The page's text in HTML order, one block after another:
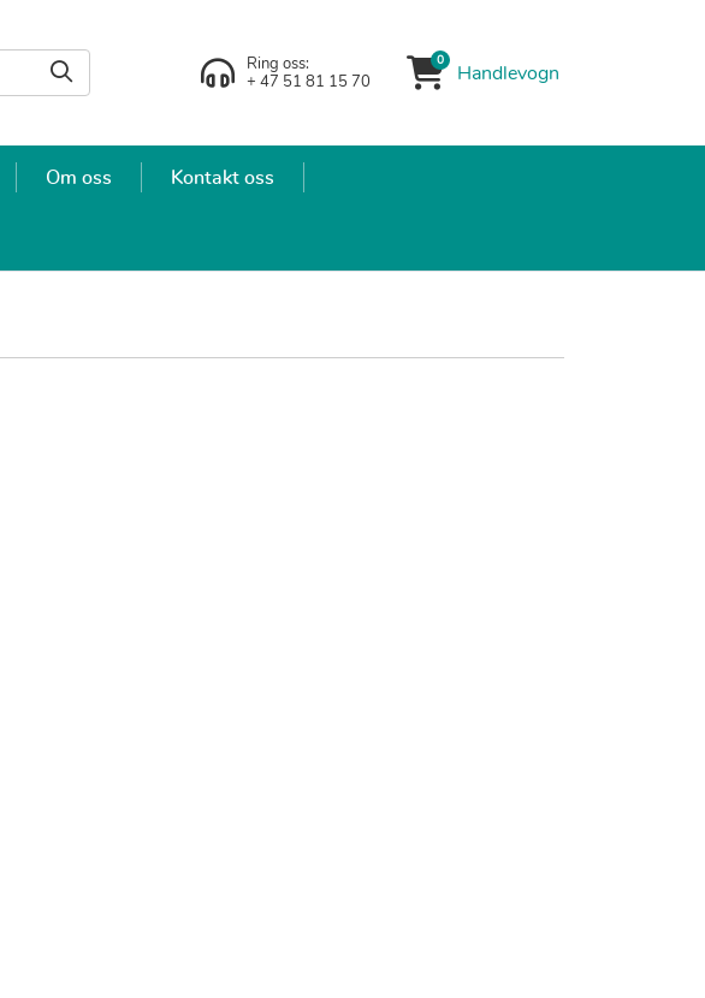
Ring oss:
+ 47 51 81 15 70
HandlevognHandlevogn
0
Om oss Kontakt oss